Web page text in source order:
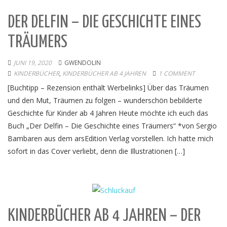
DER DELFIN – DIE GESCHICHTE EINES
TRÄUMERS
JUNI 19, 2020
GWENDOLIN
KINDERBÜCHER, KINDERBÜCHER AB 4 JAHREN 1 COMMENT
[Buchtipp – Rezension enthält Werbelinks] Über das Träumen
und den Mut, Träumen zu folgen – wunderschön bebilderte
Geschichte für Kinder ab 4 Jahren Heute möchte ich euch das
Buch „Der Delfin – Die Geschichte eines Träumers“ *von Sergio
Bambaren aus dem arsEdition Verlag vorstellen. Ich hatte mich
sofort in das Cover verliebt, denn die Illustrationen […]
KINDERBÜCHER AB 4 JAHREN – DER